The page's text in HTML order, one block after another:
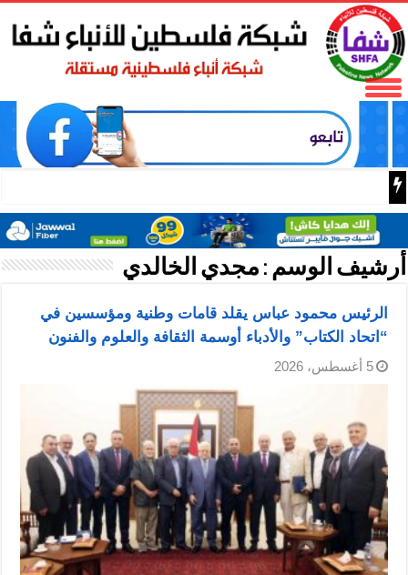
أرشيف الوسم : مجدي الخالدي
الرئيس محمود عباس يقلد قامات وطنية ومؤسسين في
“اتحاد الكتاب” والأدباء أوسمة الثقافة والعلوم والفنون
5 أغسطس، 2026